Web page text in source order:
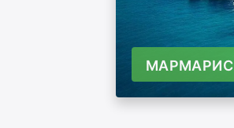
МАРМАРИС